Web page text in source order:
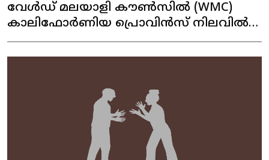
വേൾഡ് മലയാളി കൗൺസിൽ (WMC)
കാലിഫോർണിയ പ്രൊവിൻസ് നിലവിൽ
വന്നു. പ്രശസ്ത പിന്നണി ഗായിക
ഡെൽസി നൈനാൻ ഉത്‌ഘാടനം